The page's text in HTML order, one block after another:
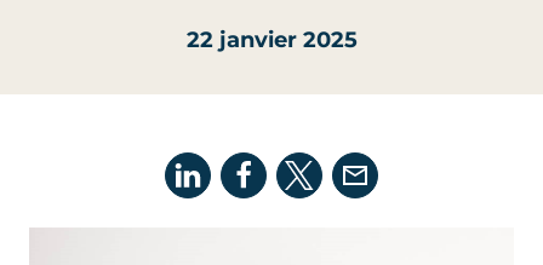
22 janvier 2025